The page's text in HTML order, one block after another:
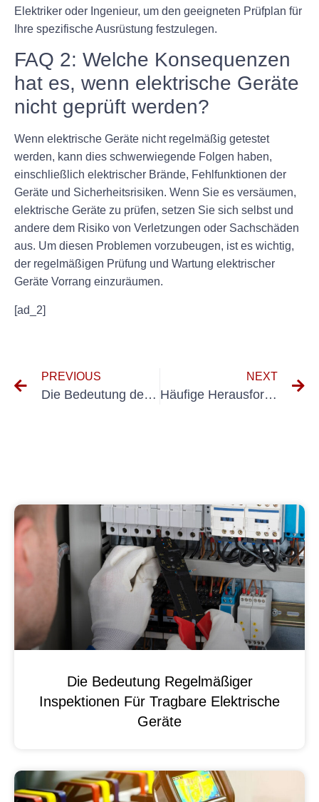
Elektriker oder Ingenieur, um den geeigneten Prüfplan für
Ihre spezifische Ausrüstung festzulegen.
FAQ 2: Welche Konsequenzen
hat es, wenn elektrische Geräte
nicht geprüft werden?
Wenn elektrische Geräte nicht regelmäßig getestet
werden, kann dies schwerwiegende Folgen haben,
einschließlich elektrischer Brände, Fehlfunktionen der
Geräte und Sicherheitsrisiken. Wenn Sie es versäumen,
elektrische Geräte zu prüfen, setzen Sie sich selbst und
andere dem Risiko von Verletzungen oder Sachschäden
aus. Um diesen Problemen vorzubeugen, ist es wichtig,
der regelmäßigen Prüfung und Wartung elektrischer
Geräte Vorrang einzuräumen.
[ad_2]
PREVIOUS
Die Bedeutung der DGUV V3-Prüfung für die Krankenhaussicherheit
NEXT
Häufige Herausforderungen bei Prüfungen elektrischer Systeme und wie man sie meistert
Die Bedeutung Regelmäßiger
Inspektionen Für Tragbare Elektrische
Geräte